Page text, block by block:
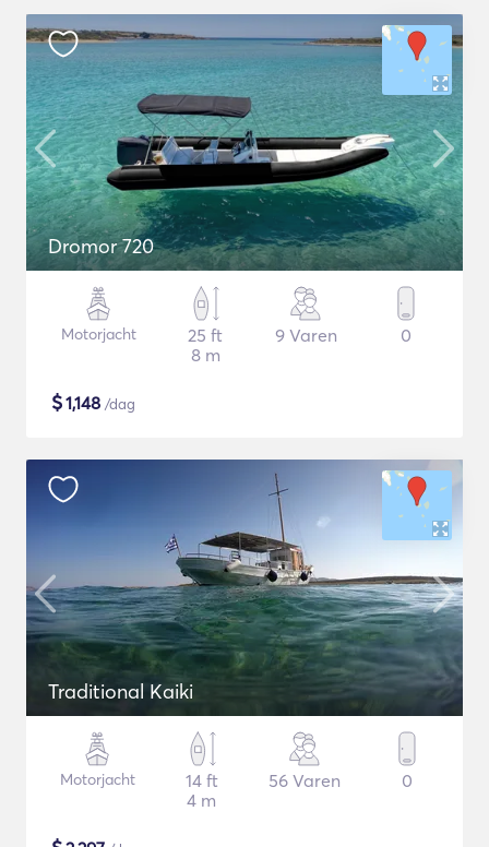
Dromor 720
Motorjacht
25 ft
8 m
9 Varen 0
$1,148 /dag
Traditional Kaiki
Motorjacht
14 ft
4 m
56 Varen 0